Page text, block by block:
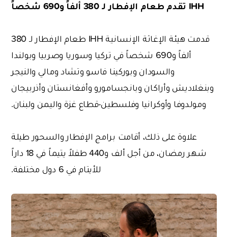
IHH تقدم طعام الإفطار لـ 380 ألفاً و690 شخصاً
قدمت هيئة الإغاثة الإنسانية IHH طعام الإفطار لـ 380
ألفاً و690 شخصاً في تركيا وسوريا وصربيا وبولندا
والسودان وبوركينا فاسو وتشاد ومالي والنيجر
وبنغلاديش وأراكان وبانجسامورو وأفغانستان وأذربيجان
ومولدوفا وأوكرانيا وفلسطين-قطاع غزة واليمن ولبنان.
علاوة على ذلك، أقامت برامج الإفطار والسحور طيلة
شهر رمضان، من أجل ألف و440 طفلاً يتيماً في 18 داراً
للأيتام في 6 دول مختلفة.